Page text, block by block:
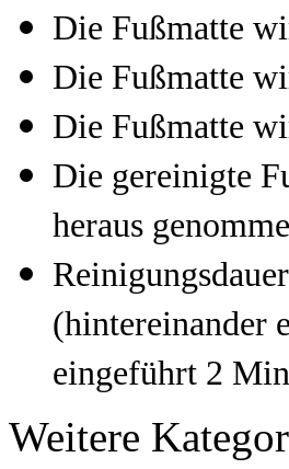
Die Fußmatte
Die Fußmatte
Die Fußmatte
Die gereinigte
heraus
(hintereinander
eingeführt 2
Weitere